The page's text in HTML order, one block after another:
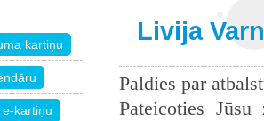
Livija
Paldies par
Pateicoties